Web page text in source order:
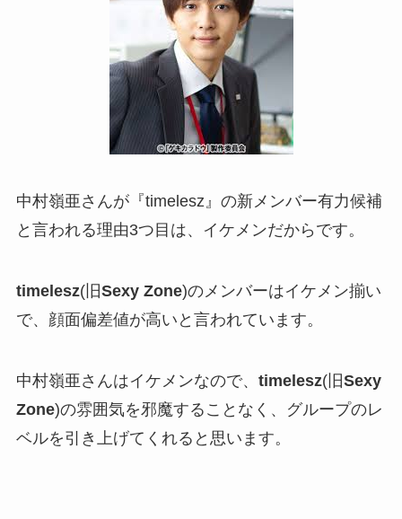
中村嶺亜さんが『timelesz』の新メンバー有力候補
と言われる理由3つ目は、イケメンだからです。
timelesz(旧Sexy Zone)のメンバーはイケメン揃い
で、顔面偏差値が高いと言われています。
中村嶺亜さんはイケメンなので、 timelesz(旧Sexy
Zone)の雰囲気を邪魔することなく、グループのレ
ベルを引き上げてくれると思います。